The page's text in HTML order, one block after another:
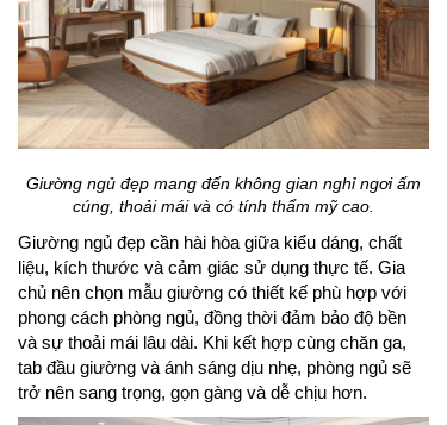
Giường ngủ đẹp mang đến không gian nghỉ ngơi ấm
cúng, thoải mái và có tính thẩm mỹ cao.
Giường ngủ đẹp cần hài hòa giữa kiểu dáng, chất
liệu, kích thước và cảm giác sử dụng thực tế. Gia
chủ nên chọn mẫu giường có thiết kế phù hợp với
phong cách phòng ngủ, đồng thời đảm bảo độ bền
và sự thoải mái lâu dài. Khi kết hợp cùng chăn ga,
tab đầu giường và ánh sáng dịu nhẹ, phòng ngủ sẽ
trở nên sang trọng, gọn gàng và dễ chịu hơn.